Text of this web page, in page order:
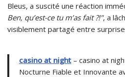
Bleus, a suscité une réaction
Ben, qu’est-ce tu m’as fait ?!", a
visiblement partagé entre
casino at night – casino at
Nocturne Fiable et Innovante